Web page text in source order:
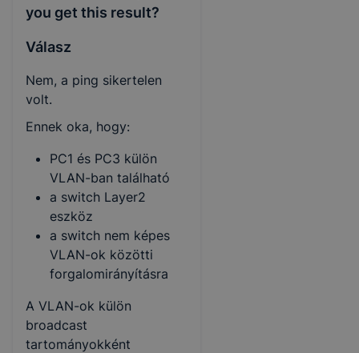
you get this result?
Válasz
Nem, a ping sikertelen
volt.
Ennek oka, hogy:
PC1 és PC3 külön
VLAN-ban található
a switch Layer2
eszköz
a switch nem képes
VLAN-ok közötti
forgalomirányításra
A VLAN-ok külön
broadcast
tartományokként